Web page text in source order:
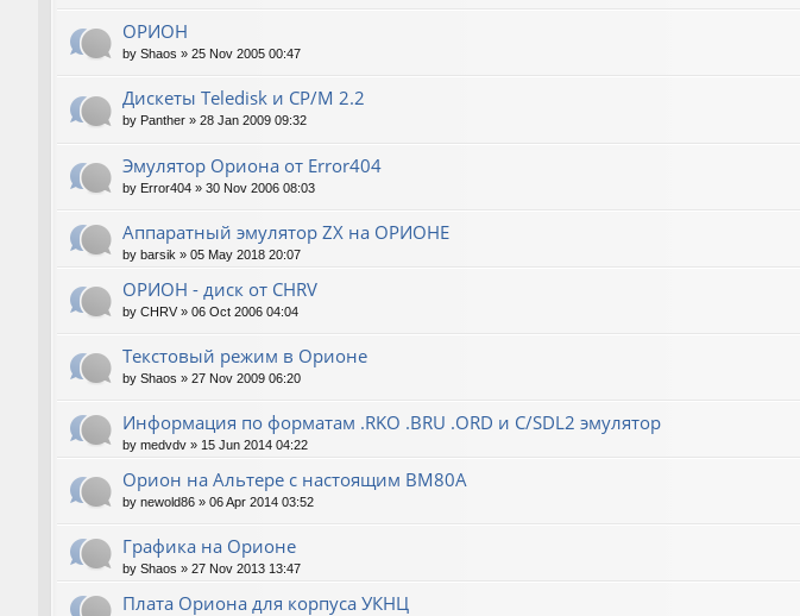
ОРИОН
by Shaos » 25 Nov 2005 00:47
Дискеты Teledisk и CP/M 2.2
by Panther » 28 Jan 2009 09:32
Эмулятор Ориона от Error404
by Error404 » 30 Nov 2006 08:03
Аппаратный эмулятор ZX на ОРИОНЕ
by barsik » 05 May 2018 20:07
ОРИОН - диск от CHRV
by CHRV » 06 Oct 2006 04:04
Текстовый режим в Орионе
by Shaos » 27 Nov 2009 06:20
Информация по форматам .RKO .BRU .ORD и С/SDL2 эмулятор
by medvdv » 15 Jun 2014 04:22
Орион на Альтере с настоящим ВМ80А
by newold86 » 06 Apr 2014 03:52
Графика на Орионе
by Shaos » 27 Nov 2013 13:47
Плата Ориона для корпуса УКНЦ